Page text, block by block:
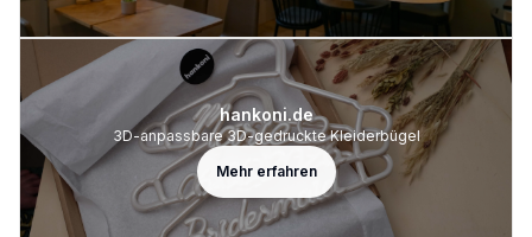
hankoni.de
3D-anpassbare 3D-gedruckte Kleiderbügel
Mehr erfahren